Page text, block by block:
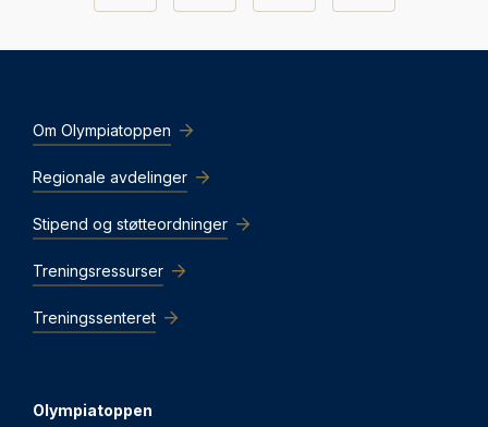
Om Olympiatoppen
Regionale avdelinger
Stipend og støtteordninger
Treningsressurser
Treningssenteret
Olympiatoppen